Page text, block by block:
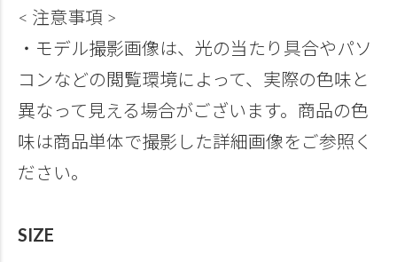
< 注意事項 >
・モデル撮影画像は、光の当たり具合やパソ
コンなどの閲覧環境によって、実際の色味と
異なって見える場合がございます。商品の色
味は商品単体で撮影した詳細画像をご参照く
ださい。
SIZE